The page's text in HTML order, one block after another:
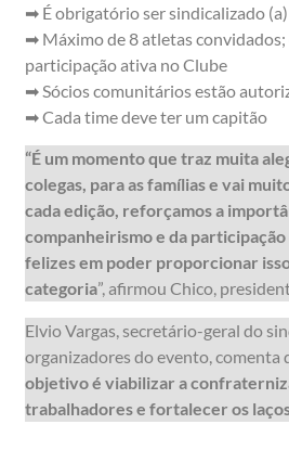
➡ É obrigatório ser sindicalizado (a)
➡ Máximo de 8 atletas
participação ativa no Clube
➡ Sócios comunitários estão
➡ Cada time deve ter um capitão
“É um momento que traz muita
colegas, para as famílias e vai
cada edição, reforçamos a
companheirismo e da
felizes em poder proporcionar
categoria”, afirmou Chico,
Elvio Vargas, secretário-geral do
organizadores do evento, comenta
objetivo é viabilizar a
trabalhadores e fortalecer os